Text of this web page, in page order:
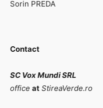
Sorin PREDA
Contact
SC Vox Mundi SRL
office at StireaVerde.ro